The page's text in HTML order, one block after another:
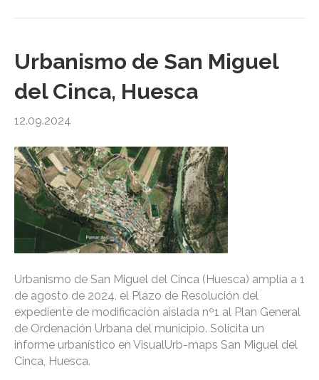
Urbanismo de San Miguel
del Cinca, Huesca
12.09.2024
Urbanismo de San Miguel del Cinca (Huesca) amplía a 1
de agosto de 2024, el Plazo de Resolución del
expediente de modificación aislada nº1 al Plan General
de Ordenación Urbana del municipio. Solicita un
informe urbanístico en VisualUrb-maps San Miguel del
Cinca, Huesca.